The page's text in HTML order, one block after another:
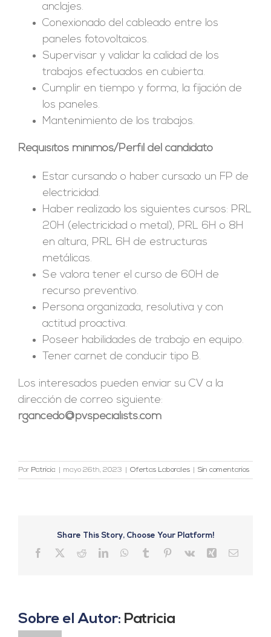
anclajes.
Conexionado del cableado entre los
paneles fotovoltaicos.
Supervisar y validar la calidad de los
trabajos efectuados en cubierta.
Cumplir en tiempo y forma, la fijación de
los paneles.
Mantenimiento de los trabajos.
Requisitos mínimos/Perfil del candidato
Estar cursando o haber cursado un FP de
electricidad.
Haber realizado los siguientes cursos: PRL
20H (electricidad o metal), PRL 6H o 8H
en altura, PRL 6H de estructuras
metálicas.
Se valora tener el curso de 60H de
recurso preventivo.
Persona organizada, resolutiva y con
actitud proactiva.
Poseer habilidades de trabajo en equipo.
Tener carnet de conducir tipo B.
Los interesados pueden enviar su CV a la
dirección de correo siguiente:
rgancedo@pvspecialists.com
Por Patricia mayo 26th, 2023 Ofertas Laborales Sin comentarios
Share This Story, Choose Your Platform!
Facebook RedditLinkedInWhatsApp
Tumblr Pinterest
Vk Xing Correo
Sobre el Autor: Patricia